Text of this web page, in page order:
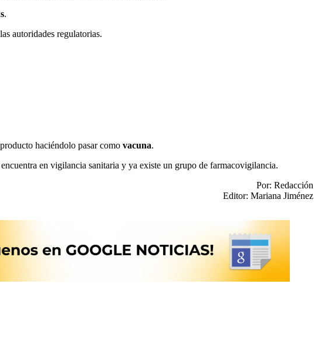
.
autoridades regulatorias.
haciéndolo pasar como vacuna.
en vigilancia sanitaria y ya existe un grupo de farmacovigilancia.
Por: Redacción
Editor: Mariana Jiménez